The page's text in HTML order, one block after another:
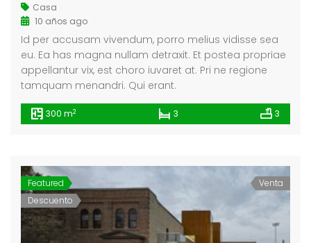
Casa
10 años ago
Id per accusam vivendum, porro melius vidisse sea
eu. Ea has magna nullam detraxit. Et postea propriae
appellantur vix, est choro iuvaret at. Pri ne regione
tamquam menandri. Qui erant.
300 m2 3 3
Featured
Descuento
Venta